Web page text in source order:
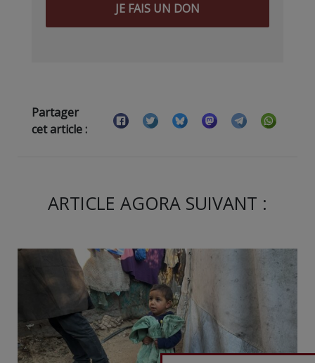
JE FAIS UN DON
Partager
cet article :
ARTICLE AGORA SUIVANT :